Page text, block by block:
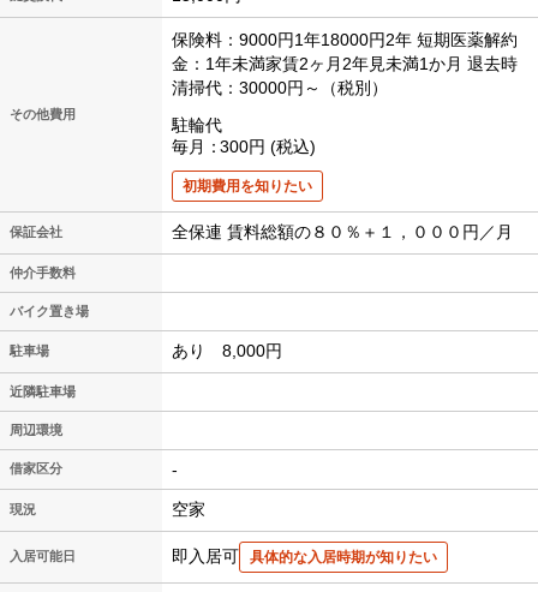
その他費用
保険料：9000円1年18000円2年 短期医薬解約
金：1年未満家賃2ヶ月2年見未満1か月 退去時
清掃代：30000円～（税別）
駐輪代
毎月
300円 税込
初期費用を知りたい
保証会社 全保連 賃料総額の８０％＋１，０００円／月
仲介手数料
バイク置き場
駐車場 あり 8,000円
近隣駐車場
周辺環境
借家区分 -
現況 空家
入居可能日 即入居可 具体的な入居時期が知りたい